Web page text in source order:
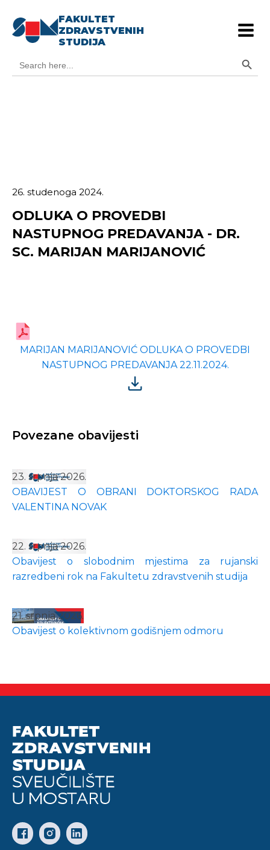
FAKULTET
ZDRAVSTVENIH
STUDIJA
for:
26. studenoga 2024.
ODLUKA O PROVEDBI
NASTUPNOG PREDAVANJA - DR.
SC. MARIJAN MARIJANOVIĆ
MARIJAN MARIJANOVIĆ ODLUKA O PROVEDBI
NASTUPNOG PREDAVANJA 22.11.2024.
Povezane obavijesti
23. srpnja 2026.
OBAVIJEST O OBRANI DOKTORSKOG RADA
VALENTINA NOVAK
22. srpnja 2026.
Obavijest o slobodnim mjestima za rujanski
razredbeni rok na Fakultetu zdravstvenih studija
21. srpnja 2026.
Obavijest o kolektivnom godišnjem odmoru